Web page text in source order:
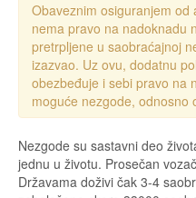
Obaveznim osiguranjem od
nema pravo na nadoknadu
pretrpljene u saobraćajnoj
izazvao. Uz ovu, dodatnu
obezbeđuje i sebi pravo na
moguće nezgode, odnosno
Nezgode su sastavni deo
jednu u životu. Prosečan
Državama doživi čak 3-4